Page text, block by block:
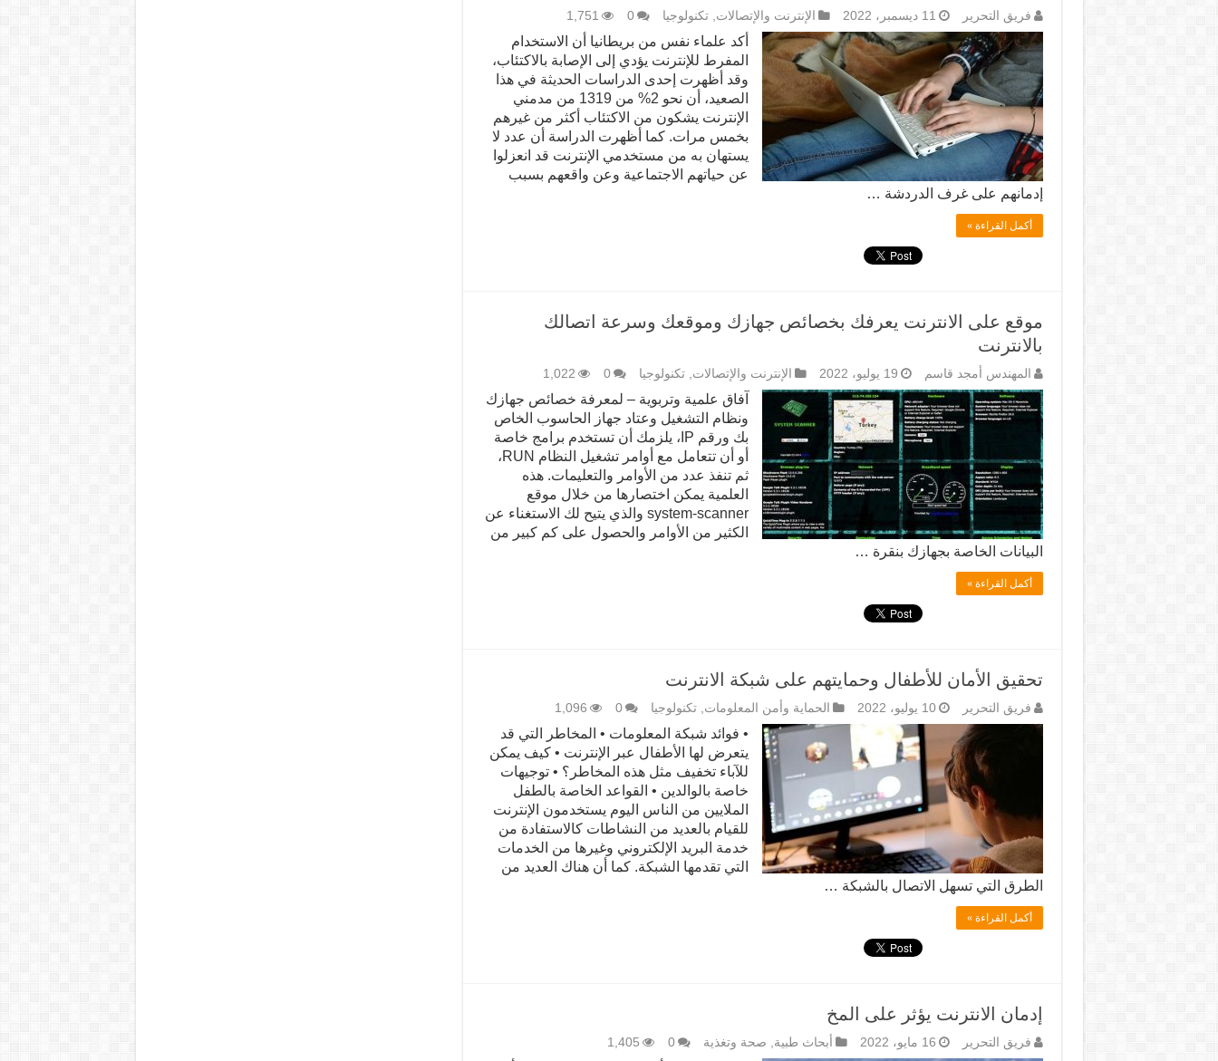
فريق التحرير 11 ديسمبر، 2022 الإنترنت والإتصالات,تكنولوجيا 0
1,751
أكد علماء نفس من بريطانيا أن الاستخدام
المفرط للإنترنت يؤدي إلى الإصابة بالاكتئاب،
وقد أظهرت إحدى الدراسات الحديثة في هذا
الصعيد، أن نحو 2% من 1319 من مدمني
الإنترنت يشكون من الاكتئاب أكثر من غيرهم
بخمس مرات. كما أظهرت الدراسة أن عدد لا
يستهان به من مستخدمي الإنترنت قد انعزلوا
عن حياتهم الاجتماعية وعن واقعهم بسبب
إدمانهم على غرف الدردشة …
أكمل القراءة »
موقع على الانترنت يعرفك بخصائص جهازك وموقعك وسرعة اتصالك
بالانترنت
المهندس أمجد قاسم 19 يوليو، 2022 الإنترنت والإتصالات,تكنولوجيا 0
1,022
آفاق علمية وتربوية – لمعرفة خصائص جهازك
ونظام التشغيل وعتاد جهاز الحاسوب الخاص
بك ورقم IP، يلزمك أن تستخدم برامج خاصة
أو أن تتعامل مع أوامر تشغيل النظام RUN،
ثم تنفذ عدد من الأوامر والتعليمات. هذه
العلمية يمكن اختصارها من خلال موقع
system-scanner والذي يتيح لك الاستغناء عن
الكثير من الأوامر والحصول على كم كبير من
البيانات الخاصة بجهازك بنقرة …
أكمل القراءة »
تحقيق الأمان للأطفال وحمايتهم على شبكة الانترنت
فريق التحرير 10 يوليو، 2022 الحماية وأمن المعلومات,تكنولوجيا 0
1,096
• فوائد شبكة المعلومات • المخاطر التي قد
يتعرض لها الأطفال عبر الإنترنت • كيف يمكن
للآباء تخفيف مثل هذه المخاطر؟ • توجيهات
خاصة بالوالدين • القواعد الخاصة بالطفل
الملايين من الناس اليوم يستخدمون الإنترنت
للقيام بالعديد من النشاطات كالاستفادة من
خدمة البريد الإلكتروني وغيرها من الخدمات
التي تقدمها الشبكة. كما أن هناك العديد من
الطرق التي تسهل الاتصال بالشبكة …
أكمل القراءة »
إدمان الانترنت يؤثر على المخ
فريق التحرير 16 مايو، 2022 أبحاث طبية, صحة وتغذية 0
1,405